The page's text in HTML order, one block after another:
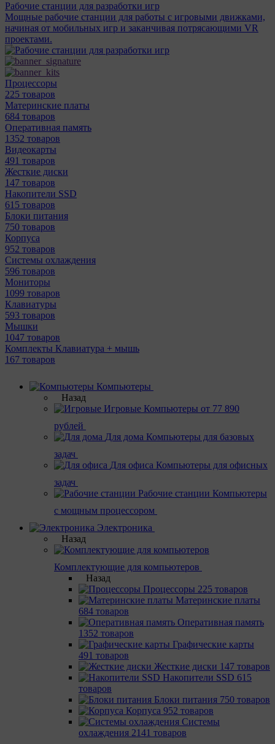
Рабочие станции для разработки игр
Мощные рабочие станции для работы с игровыми движками,
начиная от мобильных игр и заканчивая потрясающими VR
проектами.
Процессоры
225 товаров
Материнcкие платы
684 товаров
Оперативная память
1352 товаров
Видеокарты
491 товаров
Жесткие диски
147 товаров
Накопители SSD
615 товаров
Блоки питания
750 товаров
Корпуса
952 товаров
Системы охлаждения
596 товаров
Мониторы
1099 товаров
Клавиатуры
593 товаров
Мышки
1047 товаров
Комплекты Клавиатура + мышь
167 товаров
Компьютеры
Назад
Игровые Компьютеры от 77 890
рублей
Для дома Компьютеры для базовых
задач
Для офиса Компьютеры для офисных
задач
Рабочие станции Компьютеры
с мощным процессором
Электроника
Назад
Комплектующие для компьютеров
Назад
Процессоры 225 товаров
Материнcкие платы
684 товаров
Оперативная память
1352 товаров
Графические карты
491 товаров
Жесткие диски 147 товаров
Накопители SSD 615
товаров
Блоки питания 750 товаров
Корпуса 952 товаров
Системы
охлаждения 2141 товаров